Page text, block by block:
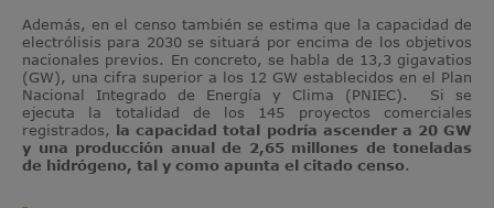
Además, en el censo también se estima que la capacidad de
electrólisis para 2030 se situará por encima de los objetivos
nacionales previos. En concreto, se habla de 13,3 gigavatios
(GW), una cifra superior a los 12 GW establecidos en el Plan
Nacional Integrado de Energía y Clima (PNIEC). Si se
ejecuta la totalidad de los 145 proyectos comerciales
registrados, la capacidad total podría ascender a 20 GW
y una producción anual de 2,65 millones de toneladas
de hidrógeno, tal y como apunta el citado censo.